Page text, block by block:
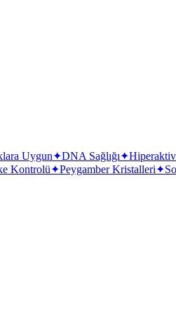
Uygun✦DNA Sağlığı✦
Kontrolü✦Peygamber Kristalleri✦